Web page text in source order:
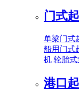
门式
单梁门式
船用门式
机 轮胎
港口